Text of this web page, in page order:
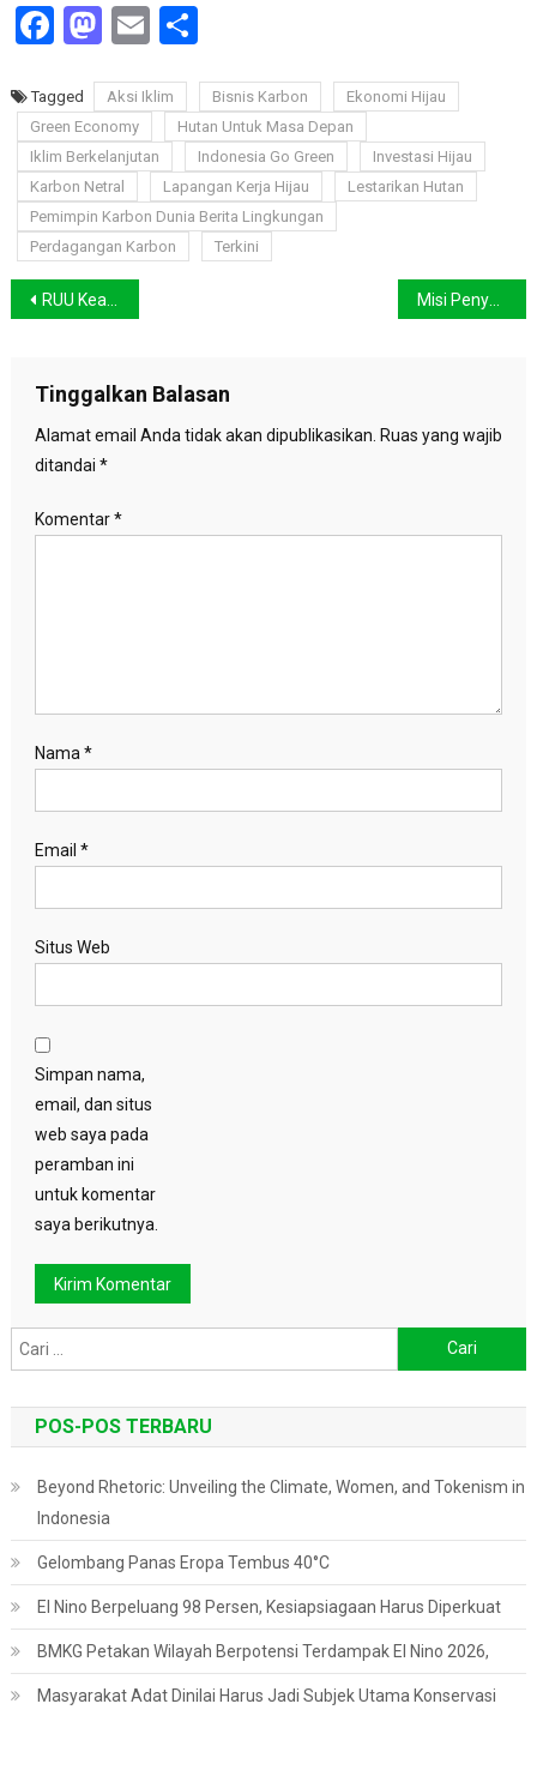
Facebook
Mastodon
EmailShare
Tagged Aksi Iklim Bisnis Karbon
Ekonomi Hijau
Green Economy
Hutan Untuk Masa Depan
Iklim Berkelanjutan
Indonesia Go Green
Investasi Hijau
Karbon Netral
Lapangan Kerja Hijau
Lestarikan Hutan
Pemimpin Karbon Dunia Berita Lingkungan
Perdagangan Karbon
Terkini
Navigasi
RUU Keadilan Iklim, Harapan Baru bagi Perempuan Pejuang Lingkungan Misi Penyelamatan Cisadane, Restorasi Hutan untuk Masa Depan
Tinggalkan Balasan
Alamat email Anda tidak akan dipublikasikan. Ruas yang wajib
ditandai *
Komentar*
Nama *
Email *
Situs Web
Simpan nama,
email, dan situs
web saya pada
peramban ini
untuk komentar
saya berikutnya.
untuk:
POS-POS TERBARU
Beyond Rhetoric: Unveiling the Climate, Women, and Tokenism in
Indonesia
Gelombang Panas Eropa Tembus 40°C
El Nino Berpeluang 98 Persen, Kesiapsiagaan Harus Diperkuat
BMKG Petakan Wilayah Berpotensi Terdampak El Nino 2026,
Masyarakat Adat Dinilai Harus Jadi Subjek Utama Konservasi